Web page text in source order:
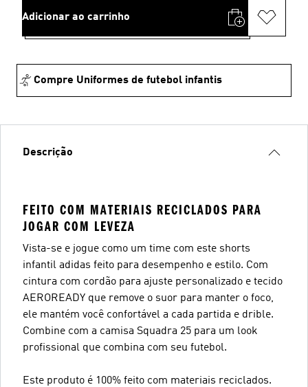
Adicionar ao carrinho
Compre Uniformes de futebol infantis
Descrição
FEITO COM MATERIAIS RECICLADOS PARA
JOGAR COM LEVEZA
Vista-se e jogue como um time com este shorts
infantil adidas feito para desempenho e estilo. Com
cintura com cordão para ajuste personalizado e tecido
AEROREADY que remove o suor para manter o foco,
ele mantém você confortável a cada partida e drible.
Combine com a camisa Squadra 25 para um look
profissional que combina com seu futebol.
Este produto é 100% feito com materiais reciclados.